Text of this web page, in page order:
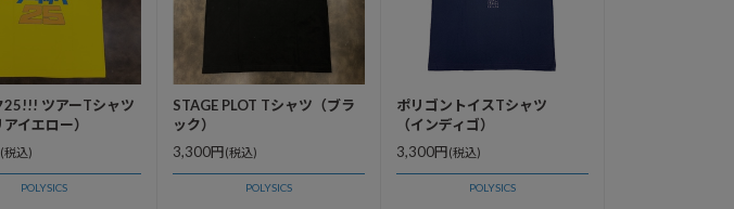
25!!! ツアーTシャツ
アイエロー）
(税込)
POLYSICS
STAGE PLOT Tシャツ（ブラ
ック）
3,300円(税込)
POLYSICS
ポリゴントイスTシャツ
（インディゴ）
3,300円(税込)
POLYSICS